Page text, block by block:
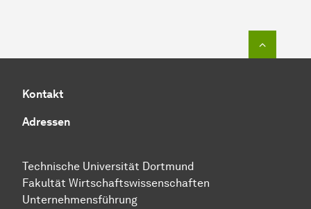
Kontakt
Adressen
Technische Uni­ver­si­tät Dort­mund
Fakultät Wirtschafts­wissen­schaften
Unternehmensführung